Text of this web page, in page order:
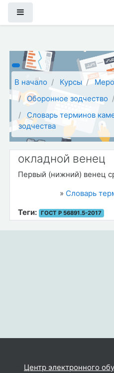
В начало Курсы
Оборонное зодчество
Словарь терминов
зодчества
окладной венец
Первый (нижний) венец
» Словарь
Теги:
ГОСТ Р 56891.5-2017
Центр электронного